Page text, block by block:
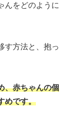
んをどのように
す方法と、抱っ
、赤ちゃんの個
めです。